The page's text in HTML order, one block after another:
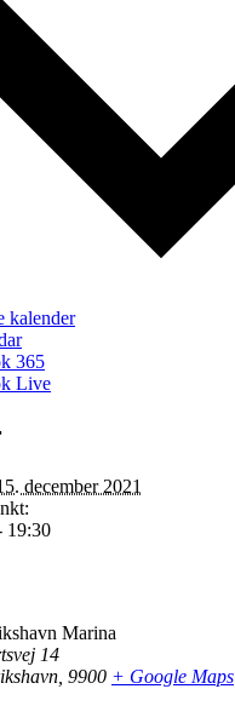
kalender
365
Live
december 2021
19:30
Marina
14
9900 + Google Maps